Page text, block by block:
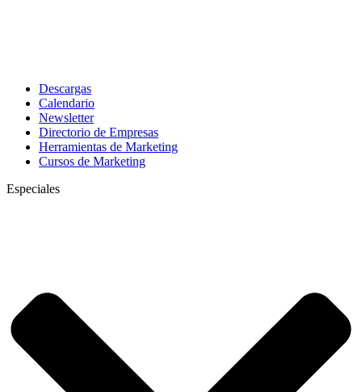
Descargas
Calendario
Newsletter
Directorio de Empresas
Herramientas de Marketing
Cursos de Marketing
Especiales